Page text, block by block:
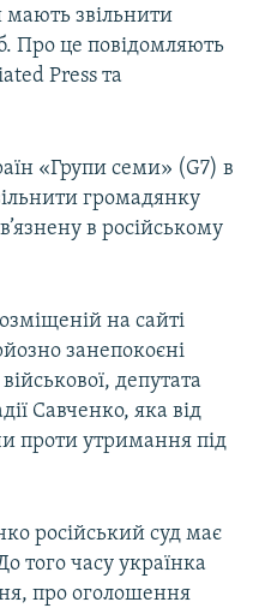
мають звільнити
Про це повідомляють
Press та
«Групи семи» (G7) в
громадянку
в російському
на сайті
занепокоєні
депутата
Савченко, яка від
проти утримання під
російський суд має
того часу українка
про оголошення